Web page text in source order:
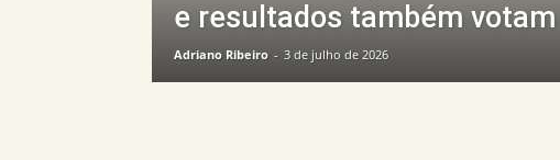
e resultados também votam
Adriano Ribeiro - 3 de julho de 2026